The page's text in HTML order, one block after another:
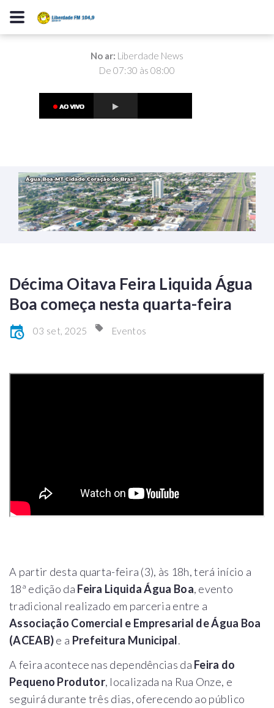
No ar: Liberdade News
De 07:30 às 08:00
Décima Oitava Feira Liquida Água
Boa começa nesta quarta-feira
03 set, 2025 Eventos
A partir desta quarta-feira (3), às 18h, terá início a
18ª edição da Feira Liquida Água Boa, evento
tradicional realizado em parceria entre a
Associação Comercial e Empresarial de Água Boa
(ACEAB)e a Prefeitura Municipal.
A feira acontece nas dependências da Feira do
Pequeno Produtor, localizada na Rua Onze, e
seguirá durante três dias, oferecendo ao público